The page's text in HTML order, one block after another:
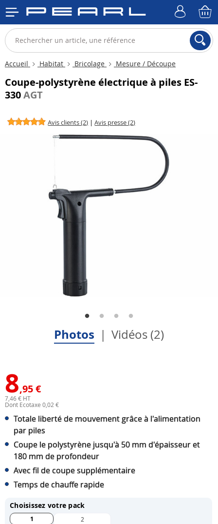
Accueil Habitat Bricolage Mesure / Découpe
Coupe-polystyrène électrique à piles ES-
330AGT
Avis clients (2) |Avis presse (2)
Photos Vidéos (2)
8,95 €
7,46 € HT
Dont Ecotaxe 0,02 €
Totale liberté de mouvement grâce à l'alimentation
par piles
Coupe le polystyrène jusqu'à 50 mm d'épaisseur et
180 mm de profondeur
Avec fil de coupe supplémentaire
Temps de chauffe rapide
Choisissez votre pack
1 2